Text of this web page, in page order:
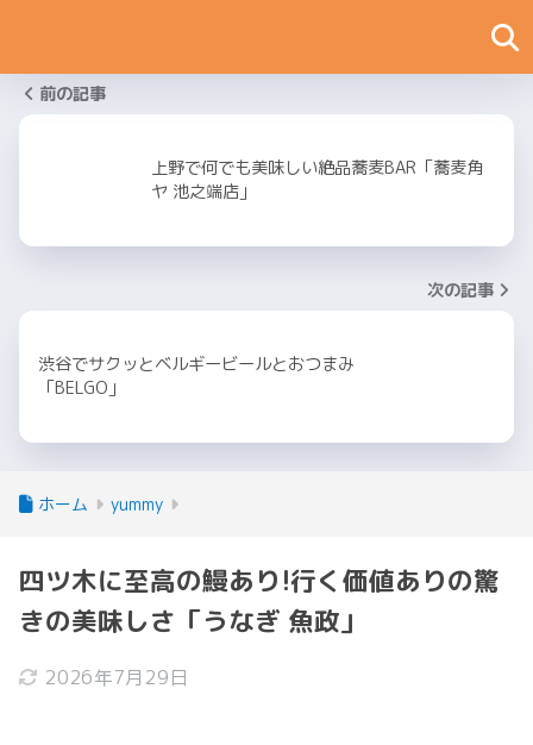
前の記事
上野で何でも美味しい絶品蕎麦BAR「蕎麦角
ヤ 池之端店」
次の記事
渋谷でサクッとベルギービールとおつまみ
「BELGO」
ホーム yummy
四ツ木に至高の鰻あり!行く価値ありの驚
きの美味しさ「うなぎ 魚政」
2026年7月29日